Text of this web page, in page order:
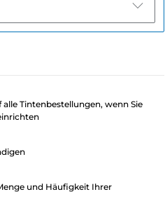
alle Tintenbestellungen, wenn Sie
und Häufigkeit Ihrer